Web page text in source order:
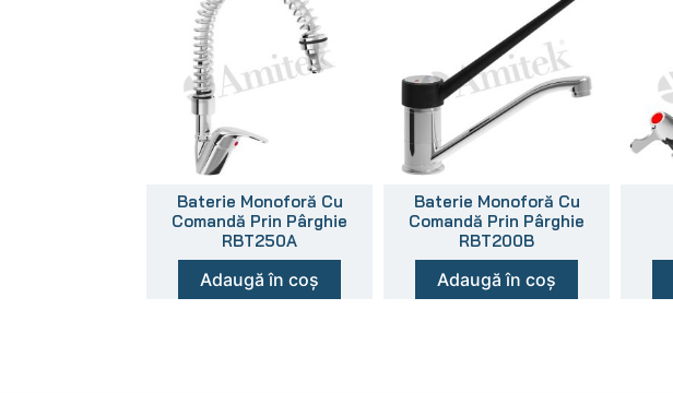
Baterie Monoforă Cu
Comandă Prin Pârghie
RBT250A
Adaugă în coș
Baterie Monoforă Cu
Comandă Prin Pârghie
RBT200B
Adaugă în coș